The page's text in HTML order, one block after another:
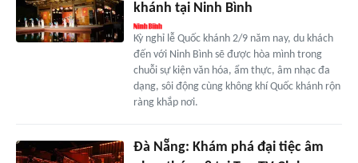
khánh tại Ninh Bình
Kỳ nghỉ lễ Quốc khánh 2/9 năm nay, du khách
đến với Ninh Bình sẽ được hòa mình trong
chuỗi sự kiện văn hóa, ẩm thực, âm nhạc đa
dạng, sôi động cùng không khí Quốc khánh rộn
ràng khắp nơi.
Đà Nẵng: Khám phá đại tiệc âm